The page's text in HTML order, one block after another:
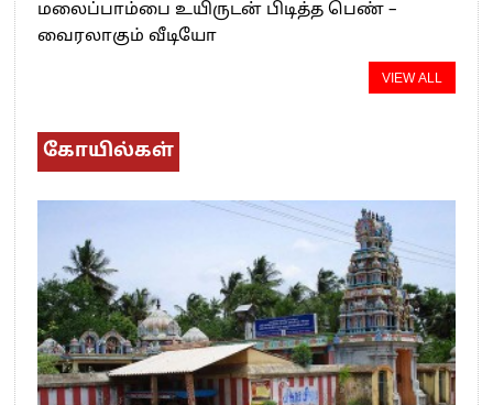
மலைப்பாம்பை உயிருடன் பிடித்த பெண் –
வைரலாகும் வீடியோ
VIEW ALL
கோயில்கள்